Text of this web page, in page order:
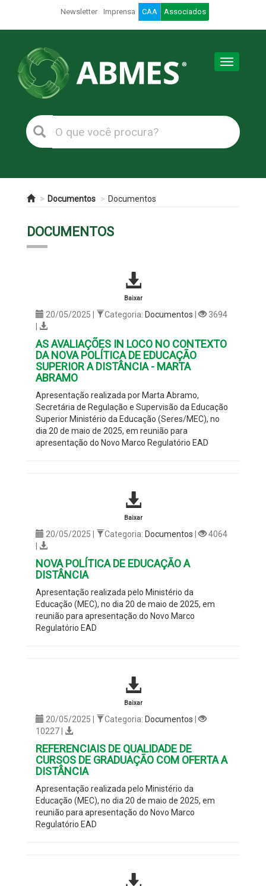
Newsletter Imprensa CAA Associados
Toggle
Documentos Documentos
DOCUMENTOS
Baixar
20/05/2025 | Categoria: Documentos |
3694
AS AVALIAÇÕES IN LOCO NO CONTEXTO
DA NOVA POLÍTICA DE EDUCAÇÃO
SUPERIOR A DISTÂNCIA - MARTA
ABRAMO
Apresentação realizada por Marta Abramo,
Secretária de Regulação e Supervisão da Educação
Superior Ministério da Educação (Seres/MEC), no
dia 20 de maio de 2025, em reunião para
apresentação do Novo Marco Regulatório EAD
Baixar
20/05/2025 | Categoria: Documentos |
4064
NOVA POLÍTICA DE EDUCAÇÃO A
DISTÂNCIA
Apresentação realizada pelo Ministério da
Educação (MEC), no dia 20 de maio de 2025, em
reunião para apresentação do Novo Marco
Regulatório EAD
Baixar
20/05/2025 | Categoria: Documentos |
10227 |
REFERENCIAIS DE QUALIDADE DE
CURSOS DE GRADUAÇÃO COM OFERTA A
DISTÂNCIA
Apresentação realizada pelo Ministério da
Educação (MEC), no dia 20 de maio de 2025, em
reunião para apresentação do Novo Marco
Regulatório EAD